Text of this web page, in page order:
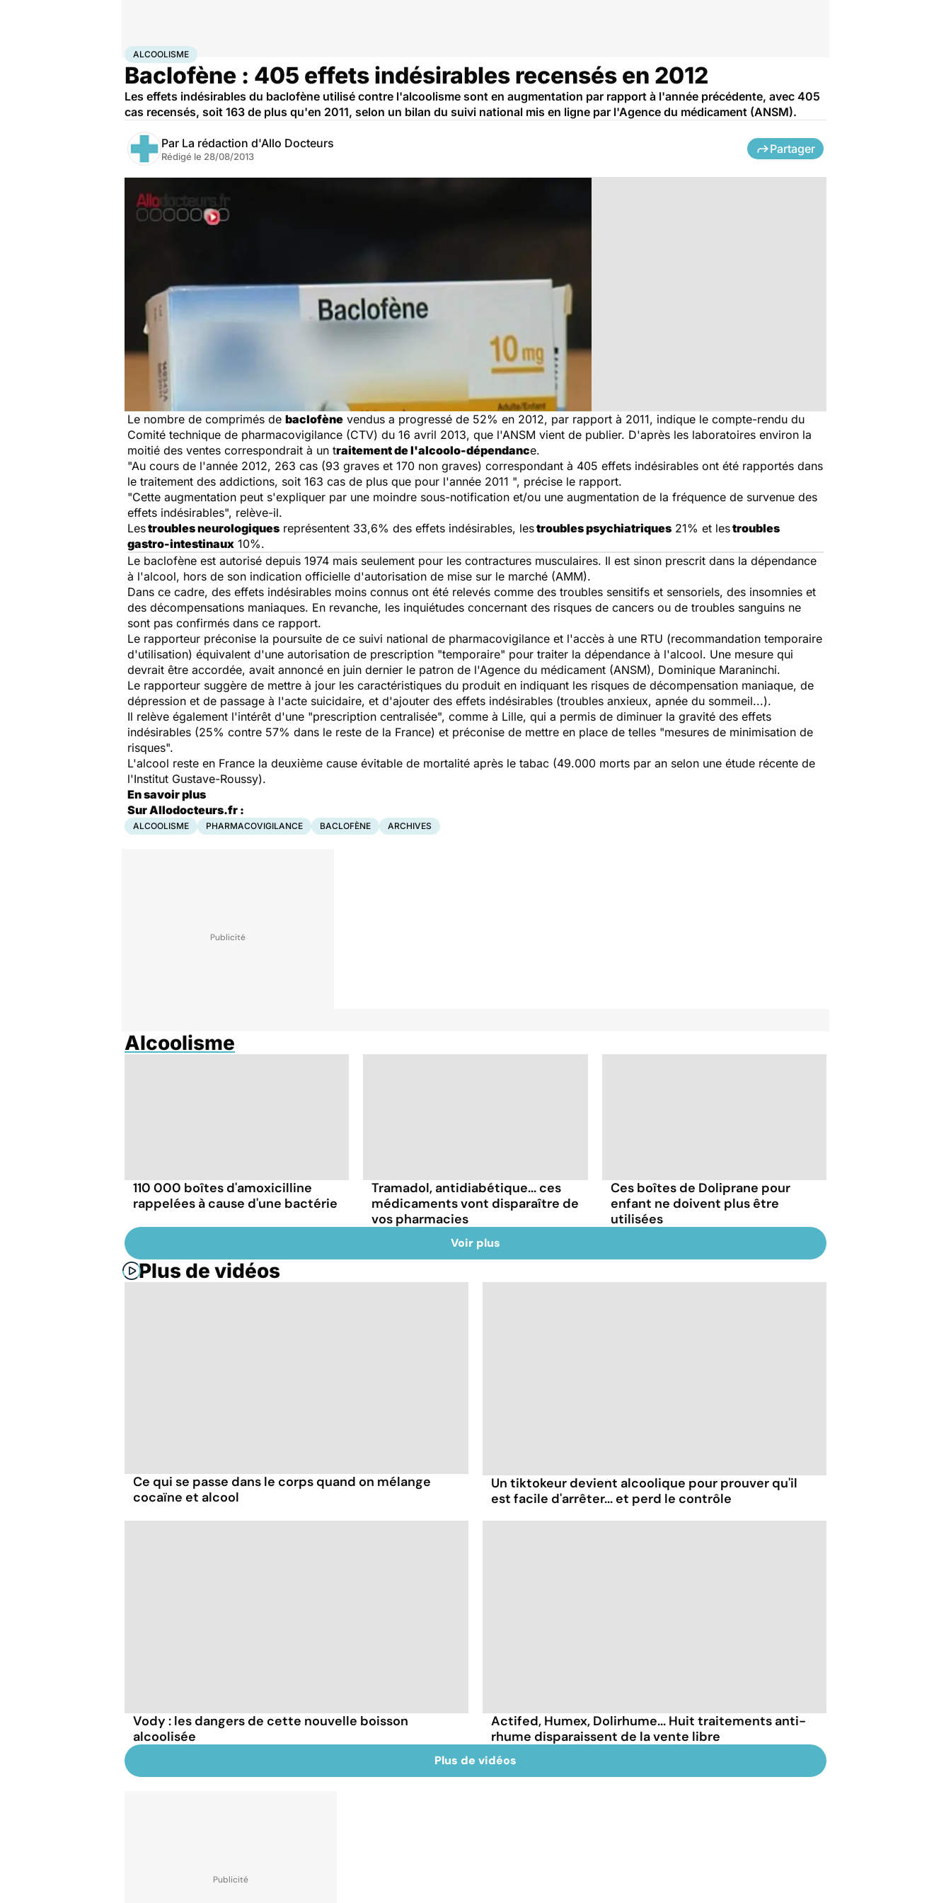
AccueilSantéAlcoolisme
ALCOOLISME
Baclofène : 405 effets indésirables recensés en 2012
Les effets indésirables du baclofène utilisé contre l'alcoolisme sont en augmentation par rapport à l'année précédente, avec 405
cas recensés, soit 163 de plus qu'en 2011, selon un bilan du suivi national mis en ligne par l'Agence du médicament (ANSM).
Par La rédaction d'Allo Docteurs
Rédigé le 28/08/2013
Partager
Le nombre de comprimés de baclofène vendus a progressé de 52% en 2012, par rapport à 2011, indique le compte-rendu du
Comité technique de pharmacovigilance (CTV) du 16 avril 2013, que l'ANSM vient de publier. D'après les laboratoires environ la
moitié des ventes correspondrait à un traitement de l'alcoolo-dépendance.
"Au cours de l'année 2012, 263 cas (93 graves et 170 non graves) correspondant à 405 effets indésirables ont été rapportés dans
le traitement des addictions, soit 163 cas de plus que pour l'année 2011 ", précise le rapport.
"Cette augmentation peut s'expliquer par une moindre sous-notification et/ou une augmentation de la fréquence de survenue des
effets indésirables", relève-il.
Lestroubles neurologiques représentent 33,6% des effets indésirables, lestroubles psychiatriques 21% et lestroubles
gastro-intestinaux 10%.
Le baclofène est autorisé depuis 1974 mais seulement pour les contractures musculaires. Il est sinon prescrit dans la dépendance
à l'alcool, hors de son indication officielle d'autorisation de mise sur le marché (AMM).
Dans ce cadre, des effets indésirables moins connus ont été relevés comme des troubles sensitifs et sensoriels, des insomnies et
des décompensations maniaques. En revanche, les inquiétudes concernant des risques de cancers ou de troubles sanguins ne
sont pas confirmés dans ce rapport.
Le rapporteur préconise la poursuite de ce suivi national de pharmacovigilance et l'accès à une RTU (recommandation temporaire
d'utilisation) équivalent d'une autorisation de prescription "temporaire" pour traiter la dépendance à l'alcool. Une mesure qui
devrait être accordée, avait annoncé en juin dernier le patron de l'Agence du médicament (ANSM), Dominique Maraninchi.
Le rapporteur suggère de mettre à jour les caractéristiques du produit en indiquant les risques de décompensation maniaque, de
dépression et de passage à l'acte suicidaire, et d'ajouter des effets indésirables (troubles anxieux, apnée du sommeil...).
Il relève également l'intérêt d'une "prescription centralisée", comme à Lille, qui a permis de diminuer la gravité des effets
indésirables (25% contre 57% dans le reste de la France) et préconise de mettre en place de telles "mesures de minimisation de
risques".
L'alcool reste en France la deuxième cause évitable de mortalité après le tabac (49.000 morts par an selon une étude récente de
l'Institut Gustave-Roussy).
En savoir plus
Sur Allodocteurs.fr :
ALCOOLISME PHARMACOVIGILANCE BACLOFÈNE ARCHIVES
Alcoolisme
110 000 boîtes d'amoxicilline
rappelées à cause d'une bactérie
Tramadol, antidiabétique... ces
médicaments vont disparaître de
vos pharmacies
Ces boîtes de Doliprane pour
enfant ne doivent plus être
utilisées
Voir plus
Plus de vidéos
Ce qui se passe dans le corps quand on mélange
cocaïne et alcool
Un tiktokeur devient alcoolique pour prouver qu'il
est facile d'arrêter... et perd le contrôle
Vody : les dangers de cette nouvelle boisson
alcoolisée
Actifed, Humex, Dolirhume... Huit traitements anti-
rhume disparaissent de la vente libre
Plus de vidéos